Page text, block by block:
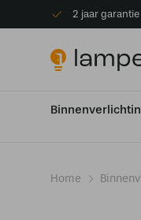
2 jaar garantie
Home